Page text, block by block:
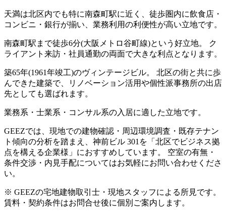
天満は北区内でも特に南森町駅に近く、徒歩圏内に飲食店・
コンビニ・銀行が揃い、業務利用の利便性が高い立地です。
南森町駅まで徒歩6分(大阪メトロ谷町線)という好立地。 ク
ライアント来訪・社員通勤の両面で大きな利点となります。
築65年(1961年竣工)のヴィンテージビル。 北区の街と共に歩
んできた建築で、リノベーション活用や個性派事務所の出店
先としても選ばれます。
業務系・士業系・コンサル系の入居に適した立地です。
GEEZでは、現地での建物確認・周辺環境調査・既存テナン
ト傾向の分析を踏まえ、神前ビル 301を「北区でビジネス拠
点を構える企業様」におすすめしています。 空室の有無・
条件交渉・内見手配についてはお気軽にお問い合わせくださ
い。
※ GEEZの宅地建物取引士・現地スタッフによる所見です。
賃料・契約条件はお問合せ後に個別ご案内します。